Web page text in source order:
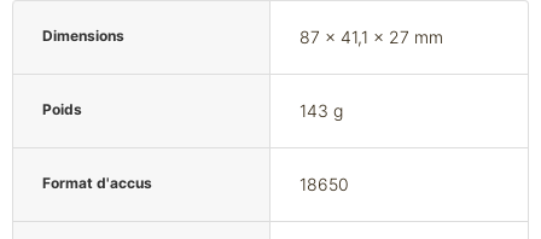
Dimensions 87 x 41,1 x 27 mm
Poids 143 g
Format d'accus 18650